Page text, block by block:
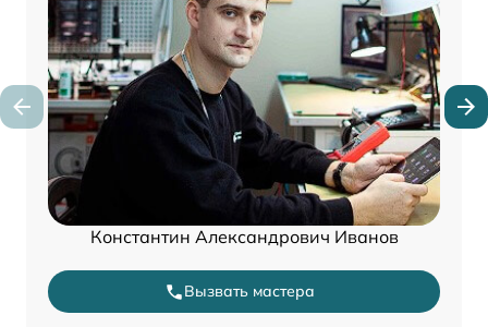
Константин Александрович Иванов
Вызвать мастера